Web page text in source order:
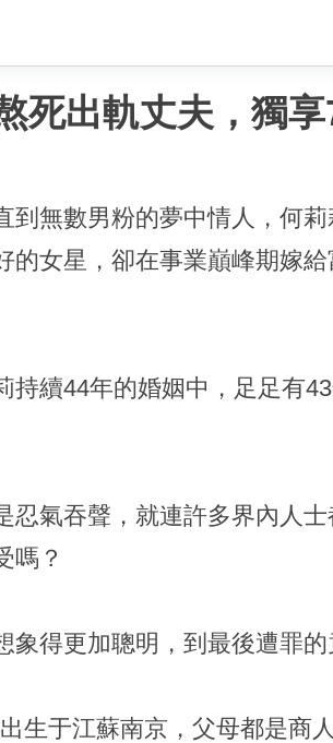
死出軌丈夫，獨
到無數男粉的夢中情人，何
的女星，卻在事業巔峰期嫁
持續44年的婚姻中，足足有
忍氣吞聲，就連許多界內人
嗎？
象得更加聰明，到最後遭罪
生于江蘇南京，父母都是商